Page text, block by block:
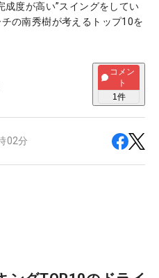
成度が高い”スイングをしてい
の南秀樹が考えるトップ10を
コメン
ト
1件
02分